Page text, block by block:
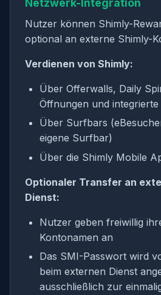
Netzwerk-Integration
Nutzer können Shimly-
optional an externe Shimly-
Verdienen von Shimly:
Über Offerwalls, Daily
Öffnungen und integrierte
Über Surfbars
eigene Surfbar)
Über die Shimly Mobile
Optionaler Transfer an
Dienst:
Nutzer geben freiwillig
Kontonamen an
Das SMI-Passwort wird
beim externen Dienst
ausschließlich zur